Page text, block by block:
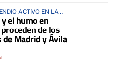
ACTIVO EN LA
el humo en
de los
Madrid y Ávila